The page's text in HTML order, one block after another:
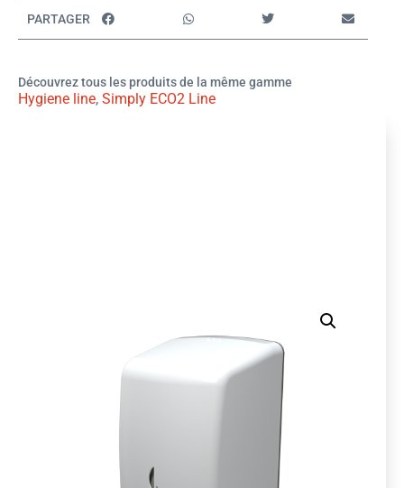
PARTAGER
Découvrez tous les produits de la même gamme
Hygiene line, Simply ECO2 Line